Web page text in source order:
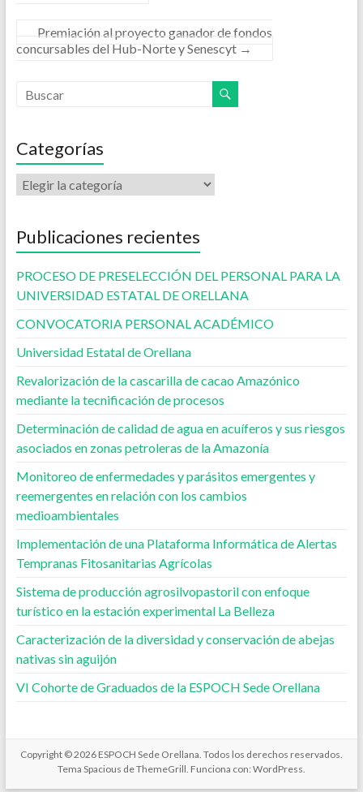
Premiación al proyecto ganador de fondos
concursables del Hub-Norte y Senescyt →
Categorías
Publicaciones recientes
PROCESO DE PRESELECCIÓN DEL PERSONAL PARA LA
UNIVERSIDAD ESTATAL DE ORELLANA
CONVOCATORIA PERSONAL ACADÉMICO
Universidad Estatal de Orellana
Revalorización de la cascarilla de cacao Amazónico
mediante la tecnificación de procesos
Determinación de calidad de agua en acuíferos y sus riesgos
asociados en zonas petroleras de la Amazonía
Monitoreo de enfermedades y parásitos emergentes y
reemergentes en relación con los cambios
medioambientales
Implementación de una Plataforma Informática de Alertas
Tempranas Fitosanitarias Agrícolas
Sistema de producción agrosilvopastoril con enfoque
turístico en la estación experimental La Belleza
Caracterización de la diversidad y conservación de abejas
nativas sin aguijón
VI Cohorte de Graduados de la ESPOCH Sede Orellana
Copyright © 2026 ESPOCH Sede Orellana. Todos los derechos reservados.
Tema Spacious de ThemeGrill. Funciona con: WordPress.